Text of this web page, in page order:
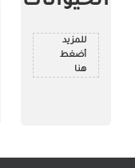
للمزيد
أضغط
هنا